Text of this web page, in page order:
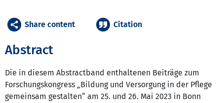
Abstract
Die in diesem Abstractband enthaltenen Beiträge zum
Forschungskongress „Bildung und Versorgung in der Pflege
gemeinsam gestalten“ am 25. und 26. Mai 2023 in Bonn
Share content Citation